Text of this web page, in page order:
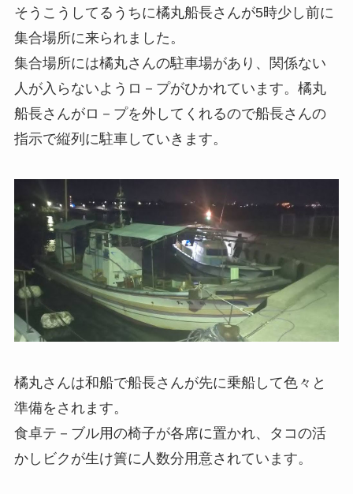
そうこうしてるうちに橘丸船長さんが5時少し前に
集合場所に来られました。
集合場所には橘丸さんの駐車場があり、関係ない
人が入らないようロ－プがひかれています。橘丸
船長さんがロ－プを外してくれるので船長さんの
指示で縦列に駐車していきます。
橘丸さんは和船で船長さんが先に乗船して色々と
準備をされます。
食卓テ－ブル用の椅子が各席に置かれ、タコの活
かしビクが生け簀に人数分用意されています。